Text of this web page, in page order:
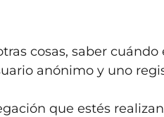
cosas, saber
anónimo y uno
que estés